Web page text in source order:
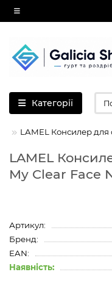
Категорії
LAMEL Консилер
LAMEL
My Clear Face
Артикул:
Бренд:
EAN:
Наявність: